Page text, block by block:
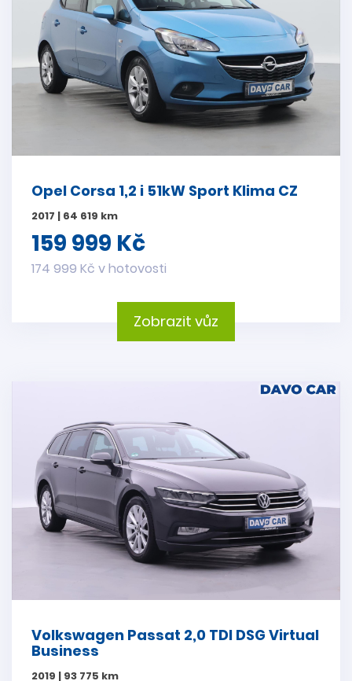
Opel Corsa 1,2 i 51kW Sport Klima CZ
2017 | 64 619 km
159 999 Kč
174 999 Kč v hotovosti
Zobrazit vůz
Volkswagen Passat 2,0 TDI DSG Virtual
Business
2019 | 93 775 km